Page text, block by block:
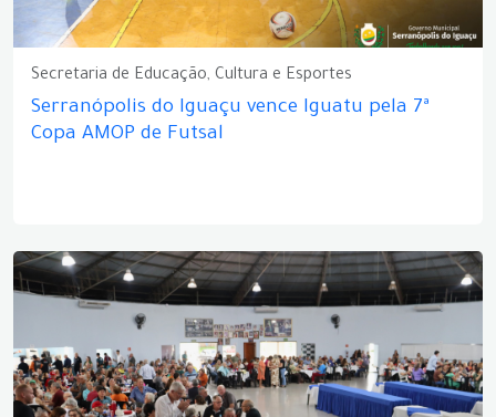
Secretaria de Educação, Cultura e Esportes
Serranópolis do Iguaçu vence Iguatu pela 7ª
Copa AMOP de Futsal